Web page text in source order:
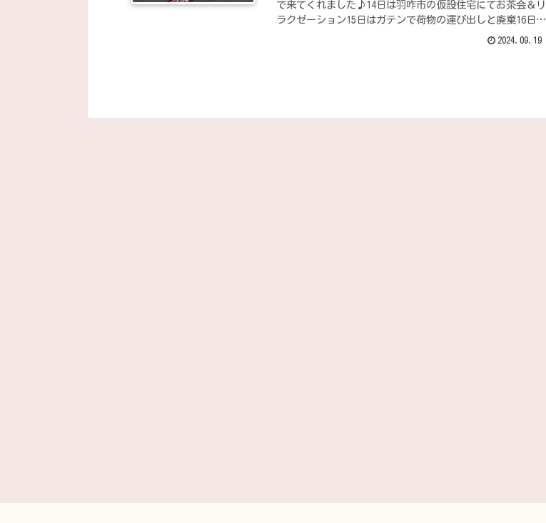
で来てくれました♪14日は羽咋市の仮設住宅にてお茶会＆リ
ラクゼーション15日はガテンで荷物の運び出しと廃棄16日は
2024.09.19